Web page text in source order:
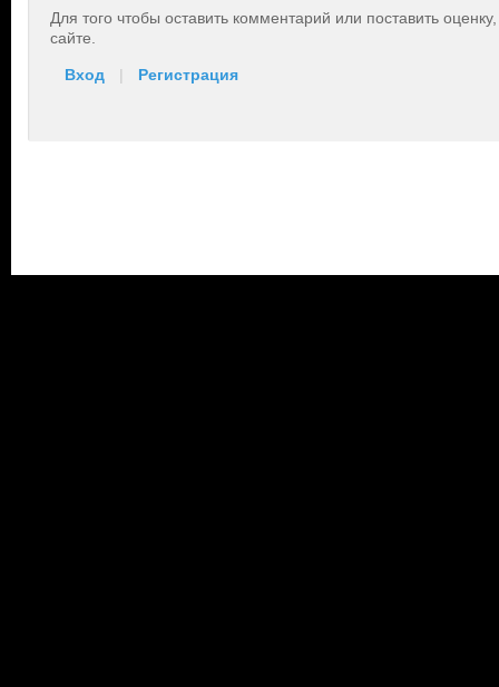
Для того чтобы оставить комментарий или поставить
сайте.
Вход | Регистрация